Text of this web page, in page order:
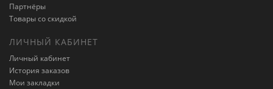
Партнёры
Товары со скидкой
ЛИЧНЫЙ КАБИНЕТ
Личный кабинет
История заказов
Мои закладки